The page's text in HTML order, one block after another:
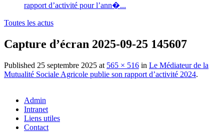
rapport d’activité pour l’ann�...
Toutes les actus
Capture d’écran 2025-09-25 145607
Published 25 septembre 2025 at 565 × 516 in Le Médiateur de la
Mutualité Sociale Agricole publie son rapport d’activité 2024.
Admin
Intranet
Liens utiles
Contact